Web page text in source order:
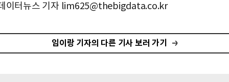
이터뉴스 기자 lim625@thebigdata.co.kr
임이랑 기자의 다른 기사 보러 가기